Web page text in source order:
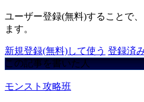
ユーザー登録(無料)することで
ます。
新規登録(無料)して使う 登録済
この記事を書いた人
モンスト攻略班